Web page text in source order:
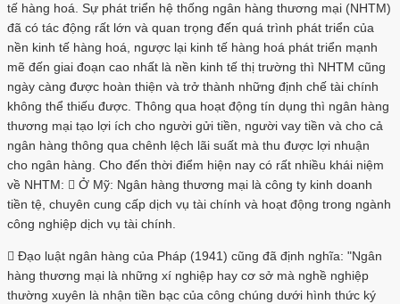
tế hàng hoá. Sự phát triển hệ thống ngân hàng thương mại (NHTM)
đã có tác động rất lớn và quan trọng đến quá trình phát triển của
nền kinh tế hàng hoá, ngược lại kinh tế hàng hoá phát triển mạnh
mẽ đến giai đoạn cao nhất là nền kinh tế thị trường thì NHTM cũng
ngày càng được hoàn thiện và trở thành những định chế tài chính
không thể thiếu được. Thông qua hoạt động tín dụng thì ngân hàng
thương mại tạo lợi ích cho người gửi tiền, người vay tiền và cho cả
ngân hàng thông qua chênh lệch lãi suất mà thu được lợi nhuận
cho ngân hàng. Cho đến thời điểm hiện nay có rất nhiều khái niệm
về NHTM:  Ở Mỹ: Ngân hàng thương mại là công ty kinh doanh
tiền tệ, chuyên cung cấp dịch vụ tài chính và hoạt động trong ngành
công nghiệp dịch vụ tài chính.
 Đạo luật ngân hàng của Pháp (1941) cũng đã định nghĩa: "Ngân
hàng thương mại là những xí nghiệp hay cơ sở mà nghề nghiệp
thường xuyên là nhận tiền bạc của công chúng dưới hình thức ký